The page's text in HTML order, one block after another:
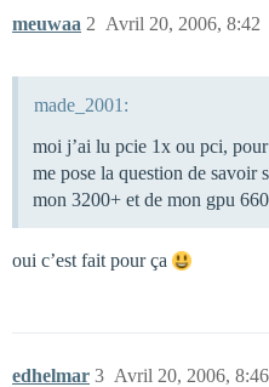
meuwaa Avril 20, 2006, 8:42
2
made_2001:
moi j’ai lu pcie 1x ou pci,
me pose la question de savoir
mon 3200+ et de mon gpu
oui c’est fait pour ça
edhelmar Avril 20, 2006, 8:46
3